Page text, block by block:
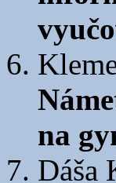
na
Dáša